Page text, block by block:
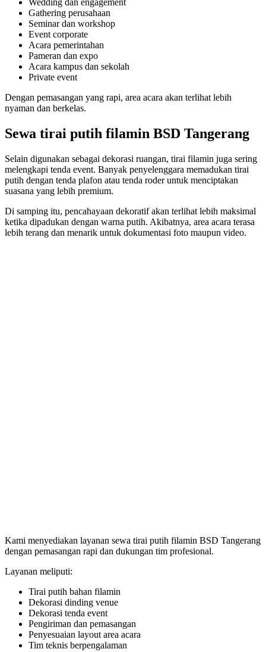
Wedding dan engagement
Gathering perusahaan
Seminar dan workshop
Event corporate
Acara pemerintahan
Pameran dan expo
Acara kampus dan sekolah
Private event
Dengan pemasangan yang rapi, area acara akan terlihat lebih
nyaman dan berkelas.
Sewa tirai putih filamin BSD Tangerang
Selain digunakan sebagai dekorasi ruangan, tirai filamin juga sering
melengkapi tenda event. Banyak penyelenggara memadukan tirai
putih dengan tenda plafon atau tenda roder untuk menciptakan
suasana yang lebih premium.
Di samping itu, pencahayaan dekoratif akan terlihat lebih maksimal
ketika dipadukan dengan warna putih. Akibatnya, area acara terasa
lebih terang dan menarik untuk dokumentasi foto maupun video.
Kami menyediakan layanan sewa tirai putih filamin BSD Tangerang
dengan pemasangan rapi dan dukungan tim profesional.
Layanan meliputi:
Tirai putih bahan filamin
Dekorasi dinding venue
Dekorasi tenda event
Pengiriman dan pemasangan
Penyesuaian layout area acara
Tim teknis berpengalaman